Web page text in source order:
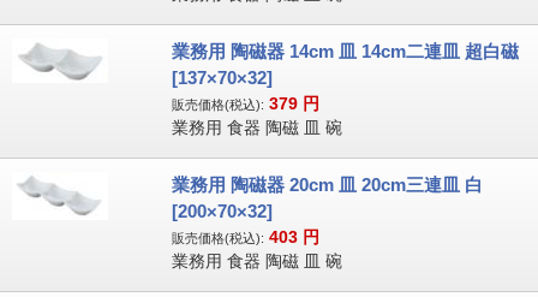
業務用 陶磁器 14cm 皿 14cm二連皿 超白磁
[137×70×32]
販売価格(税込): 379 円
業務用 食器 陶磁 皿 碗
業務用 陶磁器 20cm 皿 20cm三連皿 白
[200×70×32]
販売価格(税込): 403 円
業務用 食器 陶磁 皿 碗